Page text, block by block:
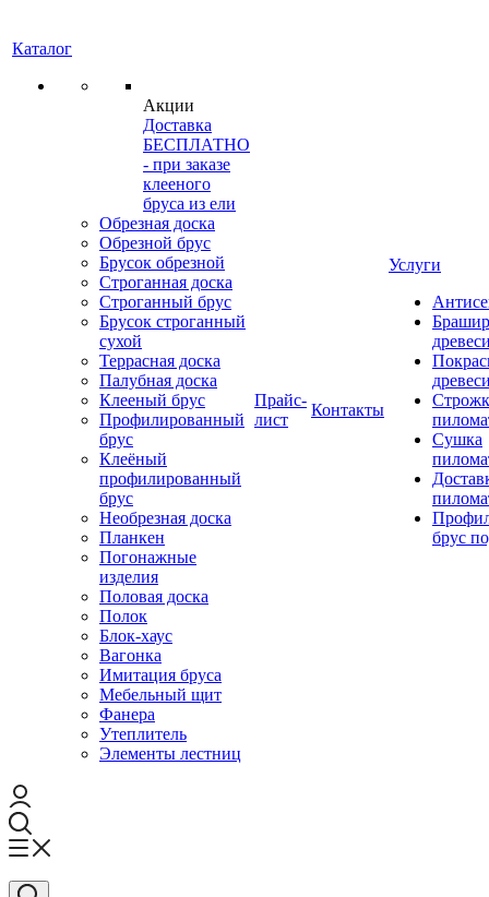
Каталог
Акции
Доставка
БЕСПЛАТНО
- при заказе
клееного
бруса из ели
Обрезная доска
Обрезной брус
Брусок обрезной
Строганная доска
Строганный брус
Брусок строганный
сухой
Террасная доска
Палубная доска
Клееный брус
Профилированный
брус
Клеёный
профилированный
брус
Необрезная доска
Планкен
Погонажные
изделия
Половая доска
Полок
Блок-хаус
Вагонка
Имитация бруса
Мебельный щит
Фанера
Утеплитель
Элементы лестниц
Прайс-
лист
Контакты
Услуги
Сушка
брус